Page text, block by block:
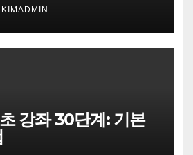
KIMADMIN
강좌 30단계: 기본